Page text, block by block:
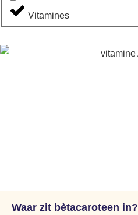
Vitamines
Waar zit bètacaroteen in?